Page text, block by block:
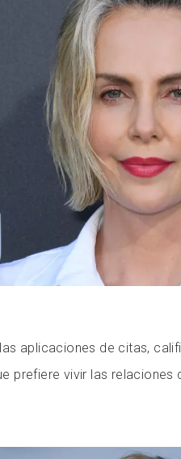
aplicaciones de citas,
prefiere vivir las relaciones